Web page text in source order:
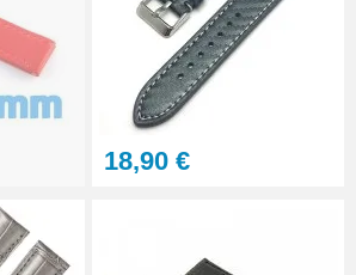
Outil pointeau de pose suisse
professionnel BERGEON
28,90 €
Pointeau de Pose Tête
Interchangeable
Kit Réparation Montre
18,90 €